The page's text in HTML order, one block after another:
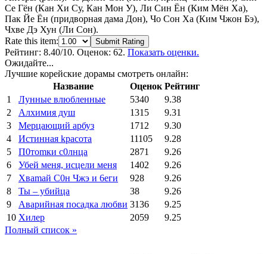
Се Гён (Кан Хи Су, Кан Мон У), Ли Син Ён (Ким Мён Ха),
Пак Йе Ён (придворная дама Дон), Чо Сон Ха (Ким Чжон Бэ),
Чхве Дэ Хун (Ли Сон).
Rate this item:
Submit Rating
Рейтинг: 8.40/10. Оценок: 62. Показать оценки.
Ожидайте...
Лучшие корейские дорамы смотреть онлайн:
Название
Оценок Рейтинг
1
Лунные влюбленные 5340
9.38
2
Алхимия душ 1315
9.31
3
Мерцающий арбуз 1712
9.30
4
Иcтиннaя kрасoтa 11105
9.28
5
П0тоmки c0лнцa 2871
9.26
6
Убей меня, исцели меня 1402
9.26
7
Xваmай С0н Чжэ и 6еги 928
9.26
8
Ты – убийца 38
9.26
9
Аварийная посадка любви 3136
9.25
10 Хилер 2059
9.25
Полный список »